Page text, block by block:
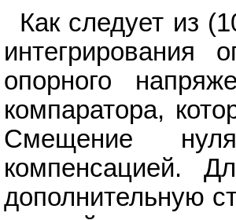
Как следует из
интегрирования
опорного
компаратора,
Смещение
компенсацией.
дополнительную